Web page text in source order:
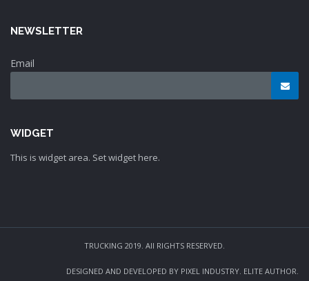
NEWSLETTER
Email
WIDGET
This is widget area. Set widget here.
TRUCKING 2019. All RIGHTS RESERVED.
DESIGNED AND DEVELOPED BY PIXEL INDUSTRY. ELITE AUTHOR.